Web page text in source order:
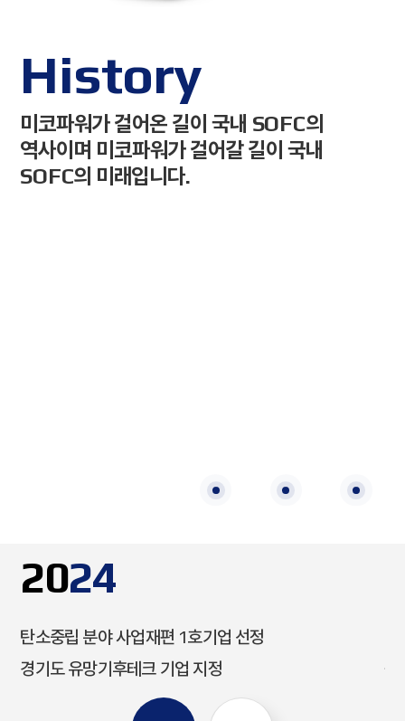
History
미코파워가 걸어온 길이 국내 SOFC의
역사이며 미코파워가 걸어갈 길이 국내
SOFC의 미래입니다.
2024
탄소중립 분야
사업재편 1호기업
20
경기도 유망중소기업
인증
2024
탄소중립 분야 사업재편 1호기업 선정
경기도 유망기후테크 기업 지정
성